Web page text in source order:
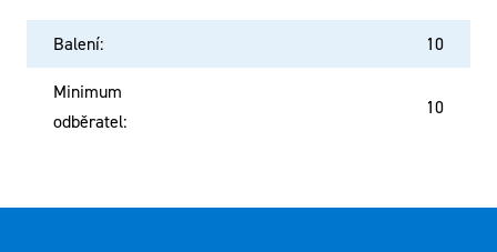
Balení: 10
Minimum
odběratel:
10